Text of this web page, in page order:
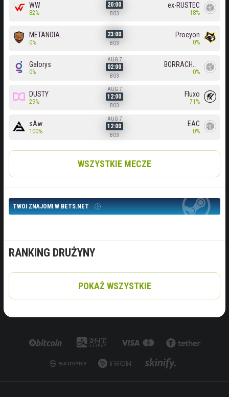
WW
82%
20:00
BO3
ex-RUSTEC
18%
0%
23:00
BO3
Procyon
0%
Galorys
0%
AUG 7
02:00
BO3
0%
DUSTY
29%
AUG 7
12:00
BO3
Fluxo
71%
sAw
100%
AUG 7
12:00
BO3
EAC
0%
WSZYSTKIE MECZE
TWOI ZNAJOMI W BETS.NET
RANKING DRUŻYNY
POKAŻ WSZYSTKIE